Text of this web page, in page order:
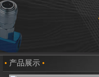
• 产品展示 •